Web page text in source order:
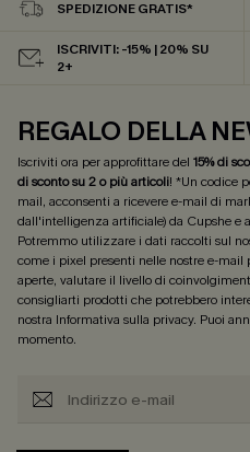
SPEDIZIONE GRATIS*
ISCRIVITI: -15% | 20% SU
2+
REGALO DELLA
Iscriviti ora per approfittare del 15% di
di sconto su 2 o più articoli! *Un codice
mail, acconsenti a ricevere e-mail di
dall'intelligenza artificiale) da Cupshe e
Potremmo utilizzare i dati raccolti sul
come i pixel presenti nelle nostre e-mail
aperte, valutare il livello di
consigliarti prodotti che potrebbero
nostra Informativa sulla privacy. Puoi
momento.